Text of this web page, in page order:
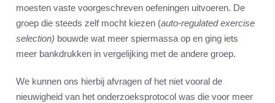
moesten vaste voorgeschreven oefeningen uitvoeren. De
groep die steeds zelf mocht kiezen (auto-regulated exercise
selection) bouwde wat meer spiermassa op en ging iets
meer bankdrukken in vergelijking met de andere groep.
We kunnen ons hierbij afvragen of het niet vooral de
nieuwigheid van het onderzoeksprotocol was die voor meer